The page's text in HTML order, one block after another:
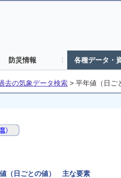
防災情報 各種データ・
去の気象データ検索 > 平年値（日ご
（日ごとの値） 主な要素